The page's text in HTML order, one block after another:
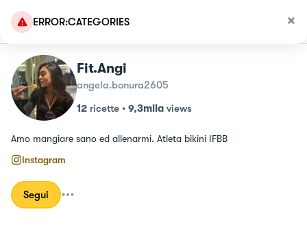
ERROR:CATEGORIES
Fit.Angi
angela.bonura2605
12 ricette • 9,3mila views
Amo mangiare sano ed allenarmi. Atleta bikini IFBB
Instagram
Segui